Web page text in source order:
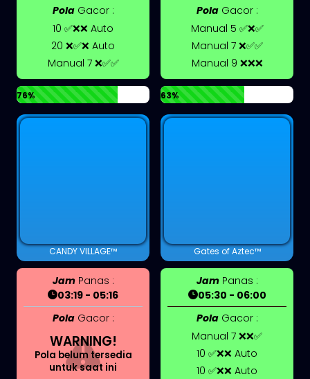
PolaGacor :
10 ✅❌❌ Auto
20 ❌✅❌ Auto
Manual 7 ❌✅✅
76%
PolaGacor :
Manual 5 ✅❌✅
Manual 7 ❌✅✅
Manual 9 ❌❌❌
63%
CANDY VILLAGE™
JamPanas :
03:19 - 05:16
PolaGacor :
WARNING!
Pola belum tersedia
untuk saat ini
Gates of Aztec™
JamPanas :
05:30 - 06:00
PolaGacor :
Manual 7 ❌❌✅
10 ✅❌❌ Auto
10 ✅❌❌ Auto